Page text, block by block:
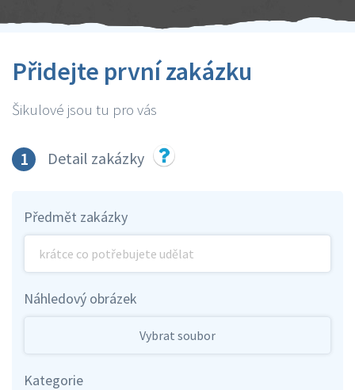
Přidejte první zakázku
Šikulové jsou tu pro vás
1 Detail zakázky
Předmět zakázky
Náhledový obrázek
Vybrat soubor
Kategorie